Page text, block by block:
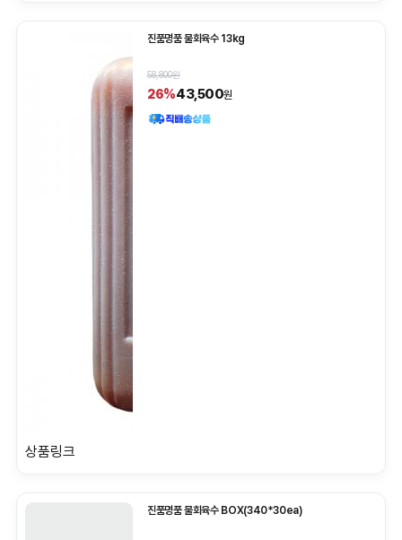
진품명품 물회육수 13kg
58,800원
26%43,500원
상품링크
진품명품 물회육수 BOX(340*30ea)